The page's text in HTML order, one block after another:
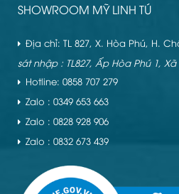
SHOWROOM MỸ LINH TÚ
Địa chỉ: TL 827, X. Hòa Phú, H.
sát nhập : TL827, Ấp Hòa Phú 1,
Hotline: 0858 707 279
Zalo : 0349 653 663
Zalo : 0828 928 906
Zalo : 0832 673 439